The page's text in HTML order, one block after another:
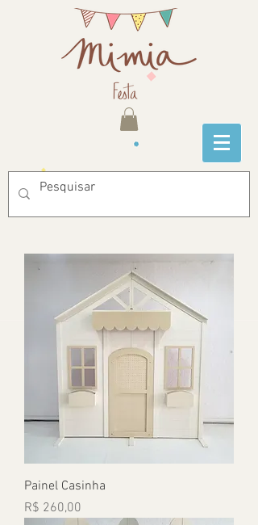
Painel Casinha
Preço
R$ 260,00